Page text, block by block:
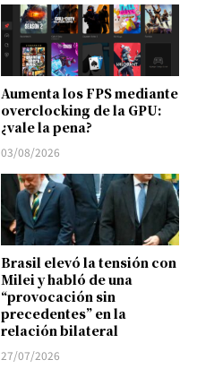
Aumenta los FPS mediante
overclocking de la GPU:
¿vale la pena?
03/08/2026
Brasil elevó la tensión con
Milei y habló de una
“provocación sin
precedentes” en la
relación bilateral
27/07/2026